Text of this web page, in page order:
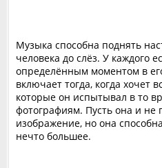
Музыка способна поднять
человека до слёз. У каждого
определённым моментом в
включает тогда, когда хочет
которые он испытывал в то
фотографиям. Пусть она и не
изображение, но она
нечто большее.